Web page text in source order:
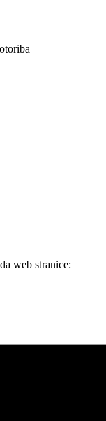
web stranice: